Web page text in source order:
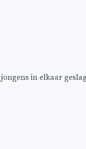
in elkaar